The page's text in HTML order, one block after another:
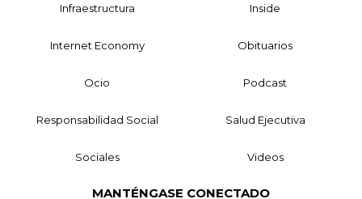
Infraestructura Inside
Internet Economy Obituarios
Ocio Podcast
Responsabilidad Social Salud Ejecutiva
Sociales Videos
MANTÉNGASE CONECTADO